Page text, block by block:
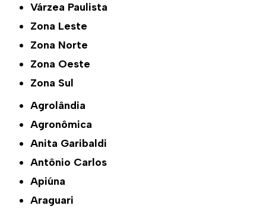
Várzea Paulista
Zona Leste
Zona Norte
Zona Oeste
Zona Sul
Agrolândia
Agronômica
Anita Garibaldi
Antônio Carlos
Apiúna
Araguari